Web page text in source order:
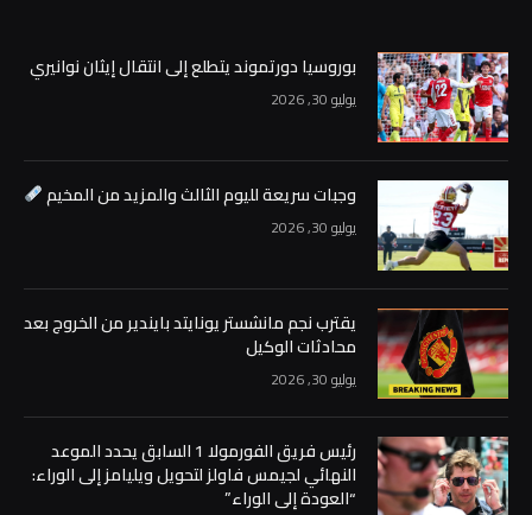
بوروسيا دورتموند يتطلع إلى انتقال إيثان نوانيري
يوليو 30, 2026
وجبات سريعة لليوم الثالث والمزيد من المخيم
يوليو 30, 2026
يقترب نجم مانشستر يونايتد بايندير من الخروج بعد
محادثات الوكيل
يوليو 30, 2026
رئيس فريق الفورمولا 1 السابق يحدد الموعد
النهائي لجيمس فاولز لتحويل ويليامز إلى الوراء:
“العودة إلى الوراء”